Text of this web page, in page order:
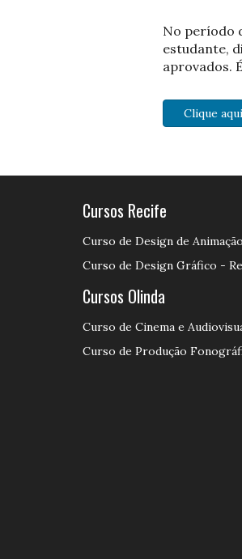
No período
estudante,
aprovados.
Clique
Cursos Recife
Curso de Design de
Curso de Design Gráfico -
Cursos Olinda
Curso de Cinema e
Curso de Produção